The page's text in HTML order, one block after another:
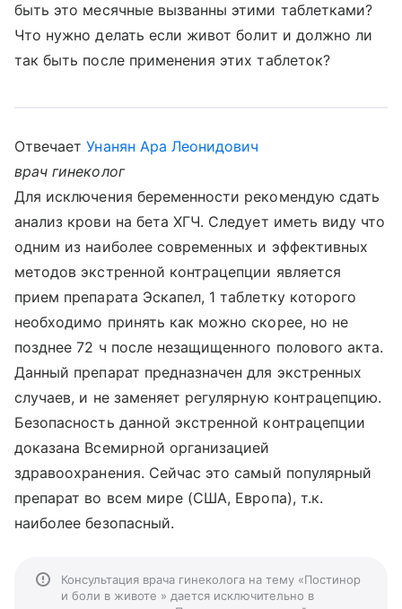
быть это месячные вызванны этими таблетками?
Что нужно делать если живот болит и должно ли
так быть после применения этих таблеток?
ОтвечаетУнанян Ара Леонидович
врач гинеколог
Для исключения беременности рекомендую сдать
анализ крови на бета ХГЧ. Следует иметь виду что
одним из наиболее современных и эффективных
методов экстренной контрацепции является
прием препарата Эскапел, 1 таблетку которого
необходимо принять как можно скорее, но не
позднее 72 ч после незащищенного полового акта.
Данный препарат предназначен для экстренных
случаев, и не заменяет регулярную контрацепцию.
Безопасность данной экстренной контрацепции
доказана Всемирной организацией
здравоохранения. Сейчас это самый популярный
препарат во всем мире (США, Европа), т.к.
наиболее безопасный.
Консультация врача гинеколога на тему «Постинор
и боли в животе » дается исключительно в